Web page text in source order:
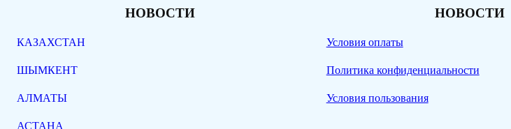
НОВОСТИ
КАЗАХСТАН
ШЫМКЕНТ
АЛМАТЫ
АСТАНА
НОВОСТИ
Условия оплаты
Политика конфиденциальности
Условия пользования